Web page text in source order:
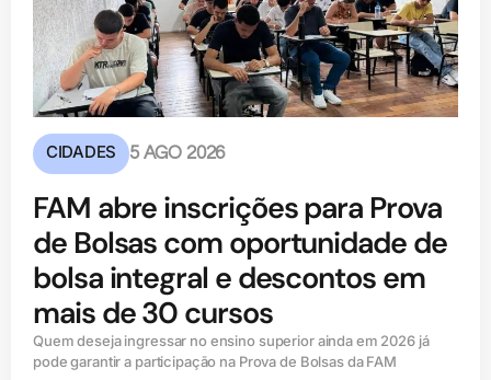
CIDADES 5 AGO 2026
FAM abre inscrições para Prova
de Bolsas com oportunidade de
bolsa integral e descontos em
mais de 30 cursos
Quem deseja ingressar no ensino superior ainda em 2026 já
pode garantir a participação na Prova de Bolsas da FAM